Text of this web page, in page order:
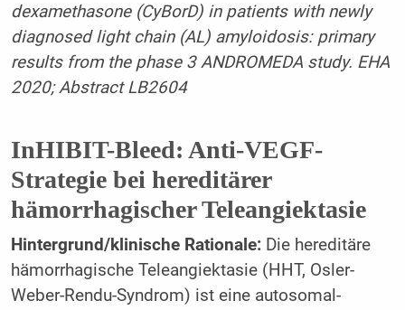
dexamethasone (CyBorD) in patients with newly
diagnosed light chain (AL) amyloidosis: primary
results from the phase 3 ANDROMEDA study. EHA
2020; Abstract LB2604
InHIBIT-Bleed: Anti-VEGF-
Strategie bei hereditärer
hämorrhagischer Teleangiektasie
Hintergrund/klinische Rationale:Die hereditäre
hämorrhagische Teleangiektasie (HHT, Osler-
Weber-Rendu-Syndrom) ist eine autosomal-